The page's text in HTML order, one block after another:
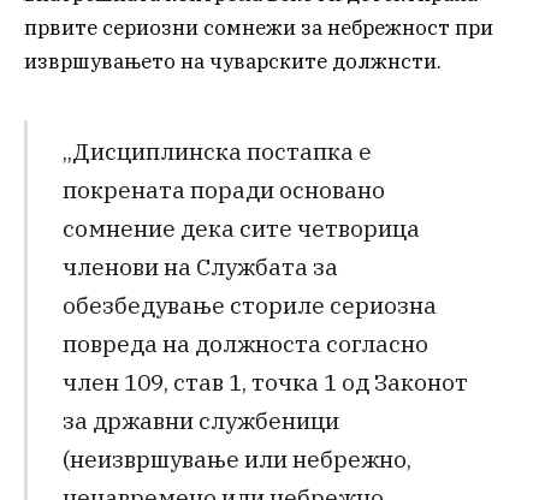
првите сериозни сомнежи за небрежност при
извршувањето на чуварските должнсти.
„Дисциплинска постапка е
покрената поради основано
сомнение дека сите четворица
членови на Службата за
обезбедување сториле сериозна
повреда на должноста согласно
член 109, став 1, точка 1 од Законот
за државни службеници
(неизвршување или небрежно,